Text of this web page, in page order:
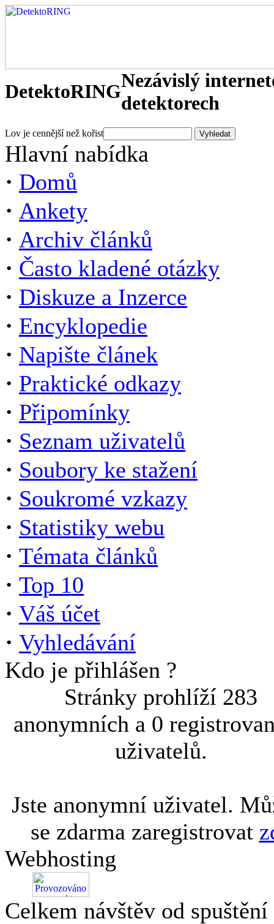
DetektoRINGNezávislý
detektorech
Lov je cennější než kořist
Hlavní nabídka
· Domů
· Ankety
· Archiv článků
· Často kladené otázky
· Diskuze a Inzerce
· Encyklopedie
· Napište článek
· Praktické odkazy
· Připomínky
· Seznam uživatelů
· Soubory ke stažení
· Soukromé vzkazy
· Statistiky webu
· Témata článků
· Top 10
· Váš účet
· Vyhledávání
Kdo je přihlášen ?
Stránky prohlíží 283
anonymních a 0
uživatelů.
Jste anonymní uživatel.
se zdarma zaregistrovat
Webhosting
Celkem návštěv od spuštění